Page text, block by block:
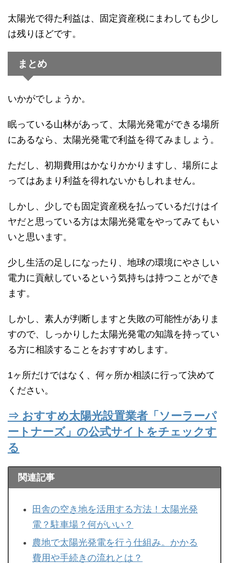
太陽光で得た利益は、固定資産税にまわしても少し
は残りほどです。
まとめ
いかがでしょうか。
眠っている山林があって、太陽光発電ができる場所
にあるなら、太陽光発電で利益を得てみましょう。
ただし、初期費用はかなりかかりますし、場所によ
ってはあまり利益を得れないかもしれません。
しかし、少しでも固定資産税を払っているだけはイ
ヤだと思っている方は太陽光発電をやってみてもい
いと思います。
少し生活の足しになったり、地球の環境にやさしい
電力に貢献しているという気持ちは持つことができ
ます。
しかし、素人が判断しますと失敗の可能性がありま
すので、しっかりした太陽光発電の知識を持ってい
る方に相談することをおすすめします。
1ヶ所だけではなく、何ヶ所か相談に行って決めて
ください。
⇒ おすすめ太陽光設置業者「ソーラーパ
ートナーズ」の公式サイトをチェックす
る
関連記事
田舎の空き地を活用する方法！太陽光発
電？駐車場？何がいい？
農地で太陽光発電を行う仕組み。かかる
費用や手続きの流れとは？